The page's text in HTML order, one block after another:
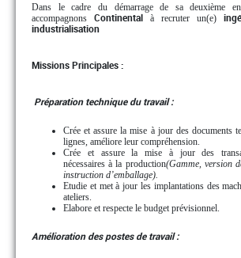
Dans le cadre du démarrage de sa deuxième
accompagnons Continental à recruter un(e)
industrialisation
Missions Principales :
Préparation technique du travail :
Crée et assure la mise à jour des documents
lignes, améliore leur compréhension.
Crée et assure la mise à jour des
nécessaires à la production(Gamme, version
instruction d’emballage).
Etudie et met à jour les implantations des
ateliers.
Elabore et respecte le budget prévisionnel.
Amélioration des postes de travail :